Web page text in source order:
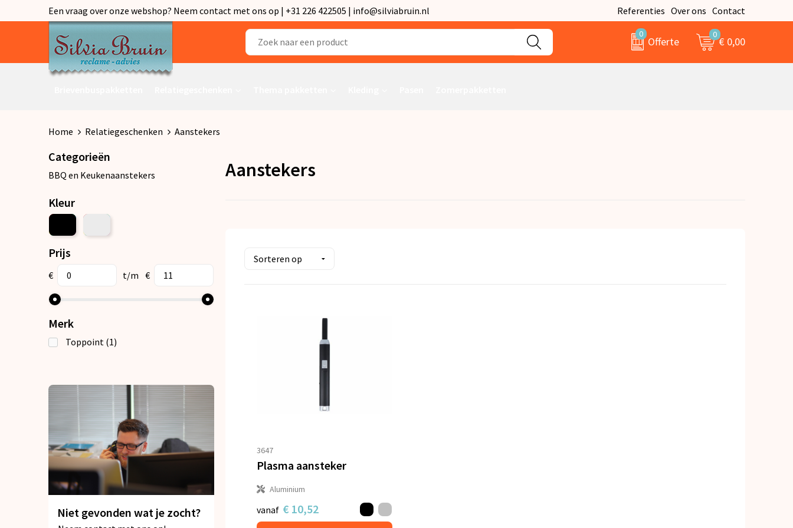
Een vraag over onze webshop? Neem contact met ons op | +31 226 422505 | info@silviabruin.nl Referenties Over ons Contact
0
Offerte
0
€ 0,00
Home Relatiegeschenken Aanstekers
Categorieën
BBQ en Keukenaanstekers
Kleur
Prijs
€ t/m €
Merk
Toppoint (1)
Niet gevonden wat je zocht?
Aanstekers
3647
Plasma aansteker
Aluminium
vanaf € 10,52